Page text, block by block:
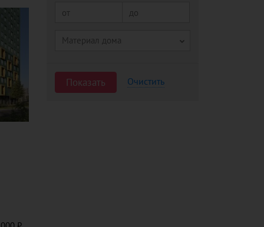
Материал дома
Показать Очистить